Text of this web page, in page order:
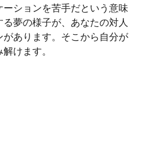
ションを苦手だという意味
夢の様子が、あなたの対人
あります。そこから自分が
けます。